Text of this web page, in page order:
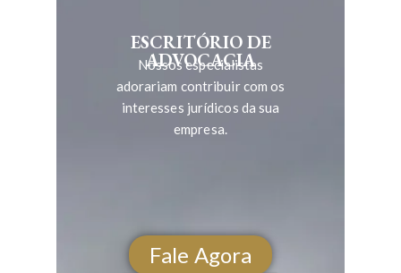
ESCRITÓRIO DE
ADVOCACIA
Nossos especialistas
adorariam contribuir com os
interesses jurídicos da sua
empresa.
Fale Agora